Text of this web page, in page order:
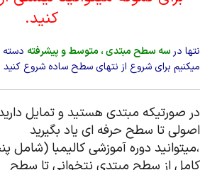
کنید.
نتها در سه سطح مبتدی ، متوسط و پیشرفته دسته
میکنیم برای شروع از نتهای سطح ساده شروع
در صورتیکه مبتدی هستید و تمایل دارید
اصولی تا سطح حرفه ای یاد بگیرید
،میتوانید دوره آموزشی کالیمبا (شامل
کامل از سطح مبتدی نتخوانی تا سطح